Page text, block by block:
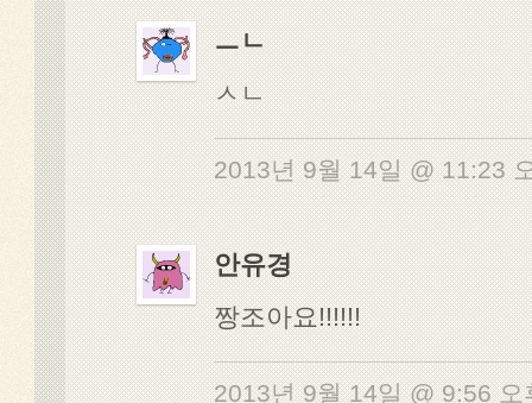
ㅡㄴ
ㅅㄴ
2013년 9월 14일 @ 11:23
안유경
짱조아요!!!!!!
2013년 9월 14일 @ 9:56